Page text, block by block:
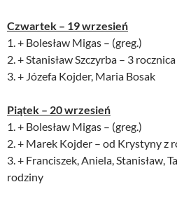
Czwartek – 19 wrzesień
1. + Bolesław Migas – (greg.)
2. + Stanisław Szczyrba – 3
3. + Józefa Kojder, Maria Bosak
Piątek – 20 wrzesień
1. + Bolesław Migas – (greg.)
2. + Marek Kojder – od Krystyny z
3. + Franciszek, Aniela, Stanisław,
rodziny